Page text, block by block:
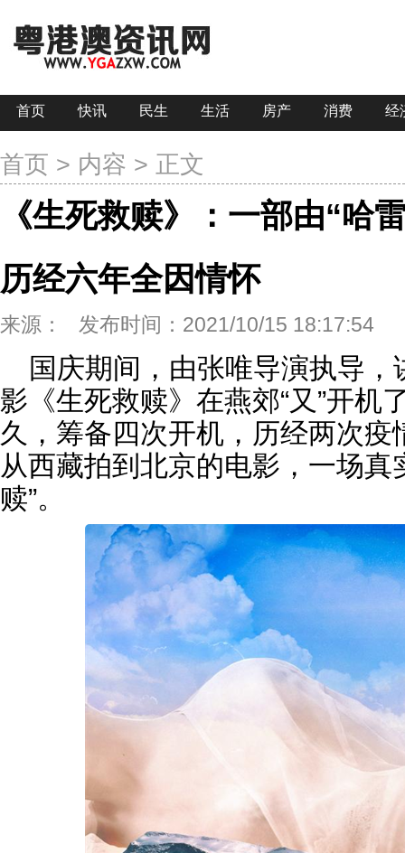
首页 快讯 民生 生活 房产 消费 经
首页 > 内容 > 正文
《生死救赎》：一部由“哈
历经六年全因情怀
来源： 发布时间：2021/10/15 18:17:54
国庆期间，由张唯导演执导
影《生死救赎》在燕郊“又”开机
久，筹备四次开机，历经两次
从西藏拍到北京的电影，一场真
赎”。